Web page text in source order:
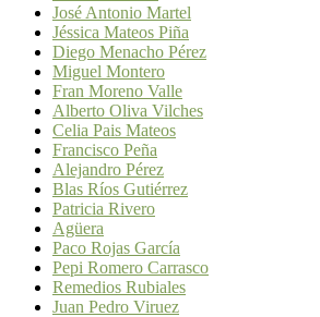
José Antonio Martel
Jéssica Mateos Piña
Diego Menacho Pérez
Miguel Montero
Fran Moreno Valle
Alberto Oliva Vilches
Celia Pais Mateos
Francisco Peña
Alejandro Pérez
Blas Ríos Gutiérrez
Patricia Rivero
Agüera
Paco Rojas García
Pepi Romero Carrasco
Remedios Rubiales
Juan Pedro Viruez